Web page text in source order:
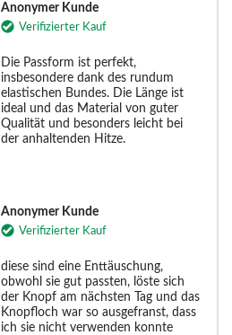
Anonymer Kunde
Verifizierter Kauf
Die Passform ist perfekt,
insbesondere dank des rundum
elastischen Bundes. Die Länge ist
ideal und das Material von guter
Qualität und besonders leicht bei
der anhaltenden Hitze.
Anonymer Kunde
Verifizierter Kauf
diese sind eine Enttäuschung,
obwohl sie gut passten, löste sich
der Knopf am nächsten Tag und das
Knopfloch war so ausgefranst, dass
ich sie nicht verwenden konnte